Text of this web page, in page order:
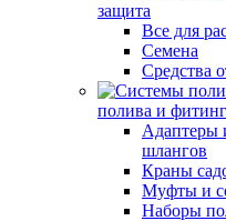
защита
Все для
Семена
Средства
полива и
Адаптеры
шлангов
Краны
Муфты и
Наборы